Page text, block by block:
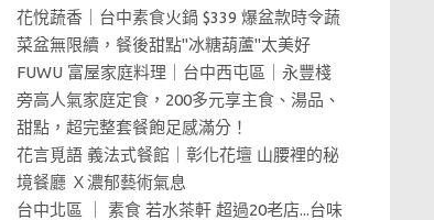
花悅蔬香｜台中素食火鍋 $339 爆盆款時令蔬
菜盆無限續，餐後甜點"冰糖葫蘆"太美好
FUWU 富屋家庭料理｜台中西屯區｜永豐棧
旁高人氣家庭定食，200多元享主食、湯品、
甜點，超完整套餐飽足感滿分！
花言覓語 義法式餐館｜彰化花壇 山腰裡的秘
境餐廳 Ｘ濃郁藝術氣息
台中北區 ｜ 素食 若水茶軒 超過20老店...台味